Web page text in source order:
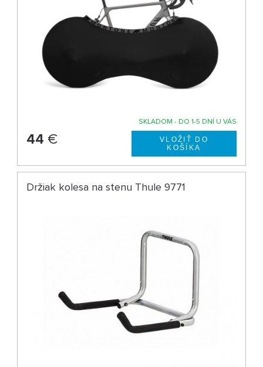
SKLADOM - DO 1-5 DNÍ U VÁS
44 €
Držiak kolesa na stenu Thule 9771